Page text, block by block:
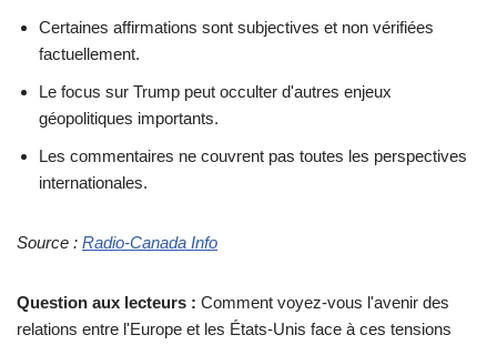
Certaines affirmations sont subjectives et non vérifiées
factuellement.
Le focus sur Trump peut occulter d'autres enjeux
géopolitiques importants.
Les commentaires ne couvrent pas toutes les perspectives
internationales.
Source : Radio-Canada Info
Question aux lecteurs : Comment voyez-vous l'avenir des
relations entre l'Europe et les États-Unis face à ces tensions